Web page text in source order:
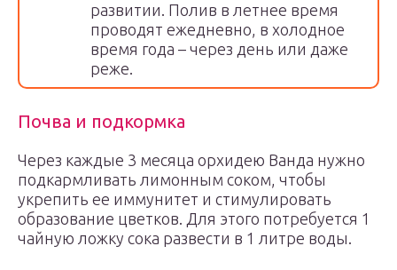
развитии. Полив в летнее время
проводят ежедневно, в холодное
время года – через день или даже
реже.
Почва и подкормка
Через каждые 3 месяца орхидею Ванда нужно
подкармливать лимонным соком, чтобы
укрепить ее иммунитет и стимулировать
образование цветков. Для этого потребуется 1
чайную ложку сока развести в 1 литре воды.